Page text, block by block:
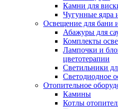
Камни для
Чугунные
Освещение для бани
Абажуры для
Комплекты
Лампочки и
цветотерапии
Светильники
Светодиодное
Отопительное
Камины
Котлы